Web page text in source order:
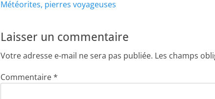
de
l’article
Article
Météorites, pierres voyageuses
Laisser un commentaire
Votre adresse e-mail ne sera pas publiée. Les champs
Commentaire*